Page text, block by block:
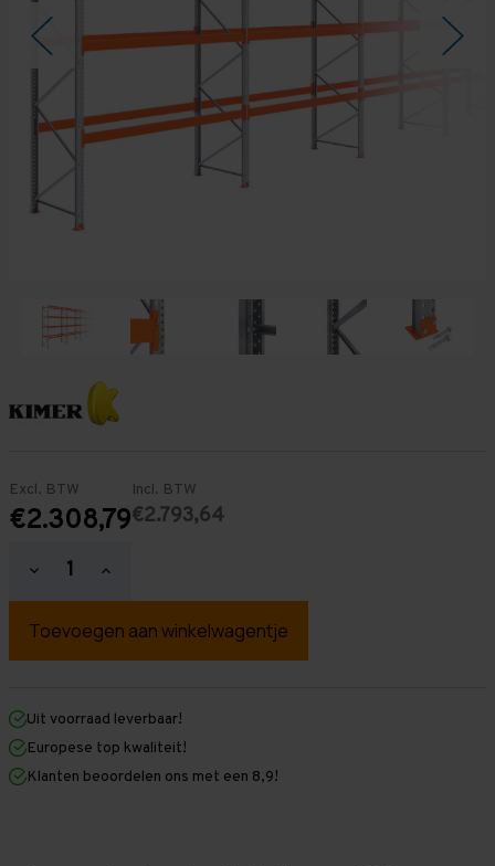
Excl. BTW
€2.308,79
Incl. BTW
€2.793,64
Hoeveelheid
verlagen
Palletstelling
mm
mm
x
1.100
mm
Hoeveelheid
verhogen
Palletstelling
mm
mm
1.100
mm
Uit voorraad leverbaar!
Europese top kwaliteit!
Klanten beoordelen ons met een 8,9!